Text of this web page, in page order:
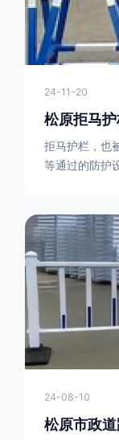
24-11-20
松原拒马
拒马护栏，也
等通过的防护设施。 **一、结构特点**
方形的框架组
结构，能够承
管制的现场，
在一起，像一
24-08-10
松原市政